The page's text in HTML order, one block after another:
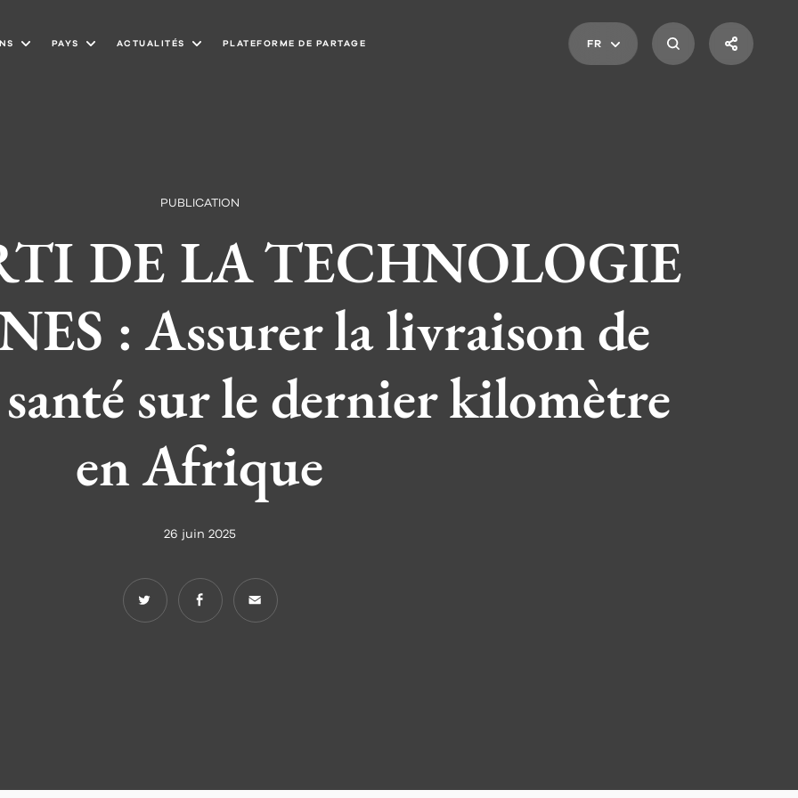
PAYS ACTUALITÉS PLATEFORME DE PARTAGE FR
PUBLICATION
DE LA TECHNOLOGIE
: Assurer la livraison de
sur le dernier kilomètre
en Afrique
26 juin 2025